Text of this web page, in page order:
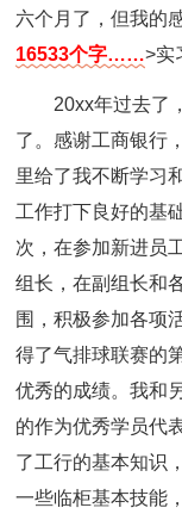
六个月了，但我的
16533个字……>实
20xx年过去了
了。感谢工商银行
里给了我不断学习
工作打下良好的基
次，在参加新进员
组长，在副组长和
围，积极参加各项
得了气排球联赛的
优秀的成绩。我和
的作为优秀学员代
了工行的基本知识
一些临柜基本技能